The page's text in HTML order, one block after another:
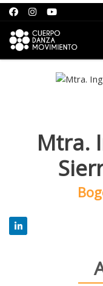
Saltar al contenido
Mtra.